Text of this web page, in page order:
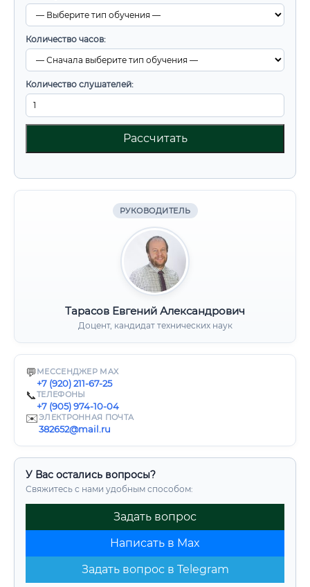
Количество часов:
Количество слушателей:
Рассчитать
РУКОВОДИТЕЛЬ
Тарасов Евгений Александрович
Доцент, кандидат технических наук
💬 МЕССЕНДЖЕР MAX
+7 (920) 211-67-25
📞ТЕЛЕФОНЫ
+7 (905) 974-10-04
✉️ЭЛЕКТРОННАЯ ПОЧТА
382652@mail.ru
У Вас остались вопросы?
Свяжитесь с нами удобным способом:
Задать вопрос
Написать в Max
Задать вопрос в Telegram